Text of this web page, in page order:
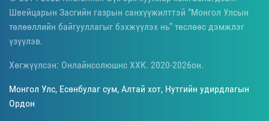
Швейцарын Засгийн газрын санхүүжилттэй “Монгол Улсын
төлөөллийн байгууллагыг бэхжүүлэх нь” төслөөс дэмжлэг
үзүүлэв.
Хөгжүүлсэн: Онлайнсолюшнс ХХК. 2020-2026он.
Монгол Улс, Есөнбулаг сум, Алтай хот, Нутгийн удирдлагын
Ордон